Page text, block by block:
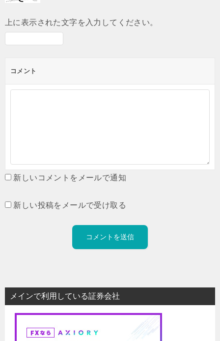
上に表示された文字を入力してください。
コメント
新しいコメントをメールで通知
新しい投稿をメールで受け取る
メインで利用している証券会社